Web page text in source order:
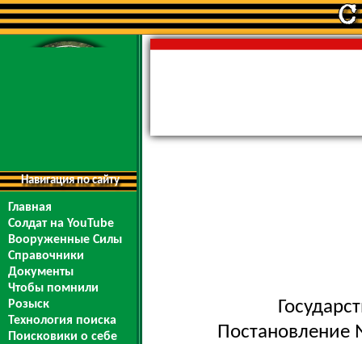
Навигация по сайту
Главная
Солдат на YouTube
Вооруженные Силы
Справочники
Документы
Чтобы помнили
Розыск
Технология поиска
Поисковики о себе
Постановление